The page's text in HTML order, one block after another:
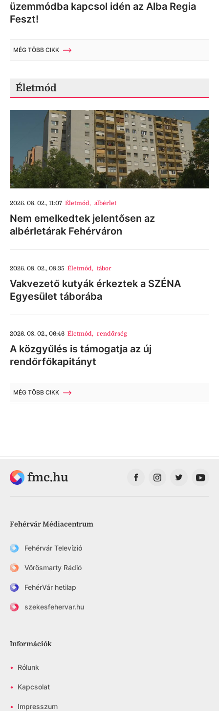
üzemmódba kapcsol idén az Alba Regia
Feszt!
MÉG TÖBB CIKK
Életmód
2026. 08. 02., 11:07 Életmód, albérlet
Nem emelkedtek jelentősen az
albérletárak Fehérváron
2026. 08. 02., 08:35 Életmód, tábor
Vakvezető kutyák érkeztek a SZÉNA
Egyesület táborába
2026. 08. 02., 06:46 Életmód, rendőrség
A közgyűlés is támogatja az új
rendőrfőkapitányt
MÉG TÖBB CIKK
fmc.hu
Fehérvár Médiacentrum
Fehérvár Televízió
Vörösmarty Rádió
FehérVár hetilap
szekesfehervar.hu
Információk
• Rólunk
• Kapcsolat
• Impresszum